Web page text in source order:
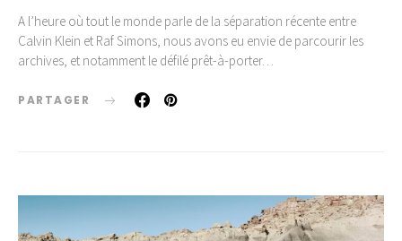
A l’heure où tout le monde parle de la séparation récente entre
Calvin Klein et Raf Simons, nous avons eu envie de parcourir les
archives, et notamment le défilé prêt-à-porter…
PARTAGER